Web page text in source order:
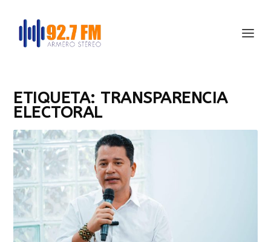
ETIQUETA: TRANSPARENCIA
ELECTORAL